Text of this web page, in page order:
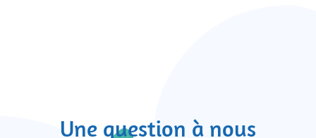
Une question à nous